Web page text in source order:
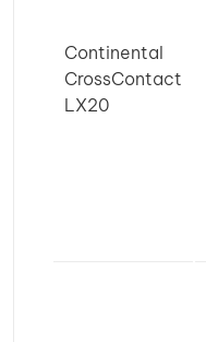
Continental
CrossContact
LX20